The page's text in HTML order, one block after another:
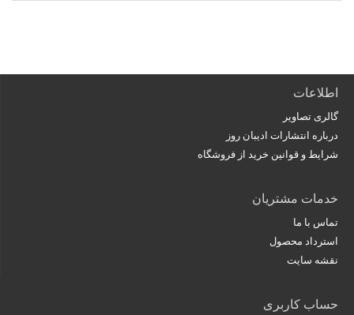
اطلاعات
گالری تصاویر
درباره انتشارات ادیبان روز
شرایط و قوانین خرید از فروشگاه
خدمات مشتریان
تماس با ما
استرداد محصول
نقشه سایت
حساب کاربری